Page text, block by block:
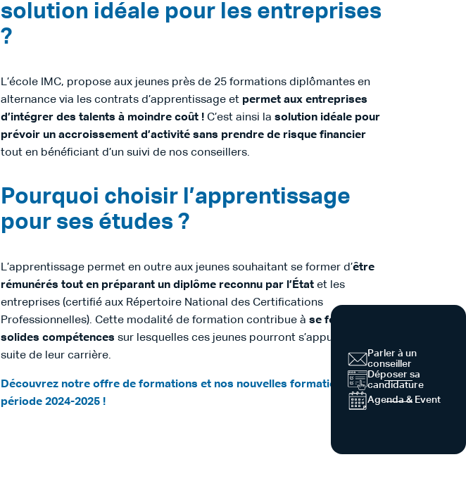
solution idéale pour les entreprises
?
L’école IMC, propose aux jeunes près de 25 formations diplômantes en
alternance via les contrats d’apprentissage et permet aux entreprises
d’intégrer des talents à moindre coût ! C’est ainsi la solution idéale pour
prévoir un accroissement d’activité sans prendre de risque financier
tout en bénéficiant d’un suivi de nos conseillers.
Pourquoi choisir l’apprentissage
pour ses études ?
L’apprentissage permet en outre aux jeunes souhaitant se former d’être
rémunérés tout en préparant un diplôme reconnu par l’État et les
entreprises (certifié aux Répertoire National des Certifications
Professionnelles). Cette modalité de formation contribue à se forger de
solides compétences sur lesquelles ces jeunes pourront s’appuyer pour la
suite de leur carrière.
Découvrez notre offre de formations et nos nouvelles formations pour la
période 2024-2025 !
Parler à un
conseiller
Déposer sa
candidature
Agenda & Event